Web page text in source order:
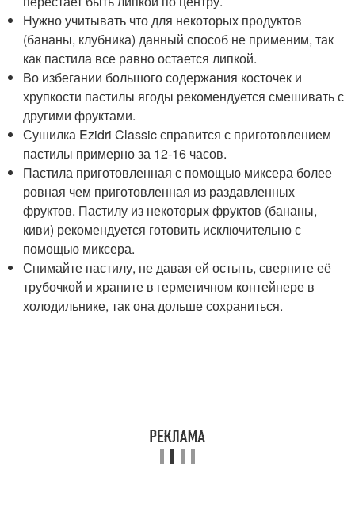
Нужно учитывать что для некоторых продуктов
(бананы, клубника) данный способ не применим, так
как пастила все равно остается липкой.
Во избегании большого содержания косточек и
хрупкости пастилы ягоды рекомендуется смешивать с
другими фруктами.
Сушилка Ezidri Classic справится с приготовлением
пастилы примерно за 12-16 часов.
Пастила приготовленная с помощью миксера более
ровная чем приготовленная из раздавленных
фруктов. Пастилу из некоторых фруктов (бананы,
киви) рекомендуется готовить исключительно с
помощью миксера.
Снимайте пастилу, не давая ей остыть, сверните её
трубочкой и храните в герметичном контейнере в
холодильнике, так она дольше сохраниться.